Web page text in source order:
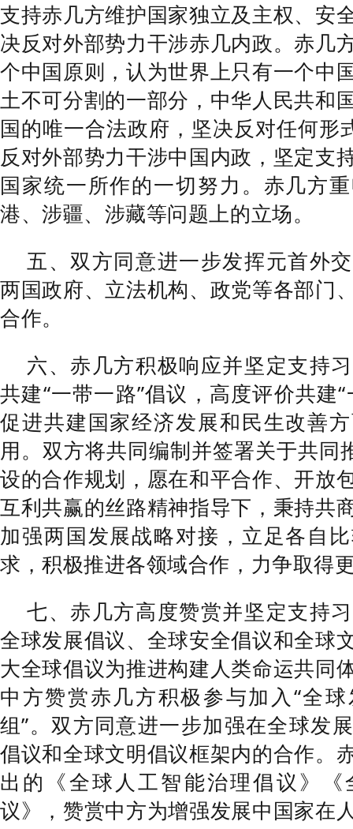
支持赤几方维护国家独立及主权、安
决反对外部势力干涉赤几内政。赤几
个中国原则，认为世界上只有一个中
土不可分割的一部分，中华人民共和
国的唯一合法政府，坚决反对任何形
反对外部势力干涉中国内政，坚定支
国家统一所作的一切努力。赤几方
港、涉疆、涉藏等问题上的立场。
五、双方同意进一步发挥元首外
两国政府、立法机构、政党等各部门
合作。
六、赤几方积极响应并坚定支持
共建“一带一路”倡议，高度评价共建
促进共建国家经济发展和民生改善
用。双方将共同编制并签署关于共同
设的合作规划，愿在和平合作、开放
互利共赢的丝路精神指导下，秉持共
加强两国发展战略对接，立足各自
求，积极推进各领域合作，力争取得
七、赤几方高度赞赏并坚定支持
全球发展倡议、全球安全倡议和全球
大全球倡议为推进构建人类命运共同
中方赞赏赤几方积极参与加入“全
组”。双方同意进一步加强在全球发
倡议和全球文明倡议框架内的合作。
出的《全球人工智能治理倡议》《
议》，赞赏中方为增强发展中国家在